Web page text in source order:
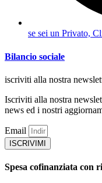
se sei un Privato,
Bilancio sociale
iscriviti alla nostra
Iscriviti alla nostra
news ed i nostri
Email
ISCRIVIMI
Spesa cofinanziata con